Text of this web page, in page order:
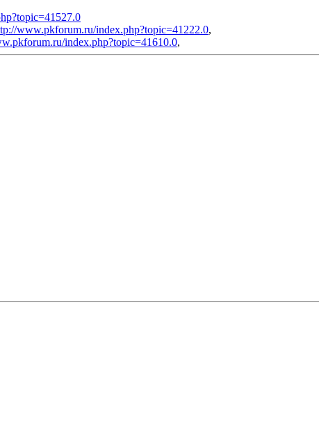
www.pkforum.ru/index.php?topic=41222.0,
index.php?topic=41610.0,